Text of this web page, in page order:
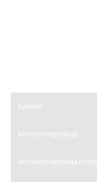
Кровля
Металлочерепица
Металлочерепица Kredo